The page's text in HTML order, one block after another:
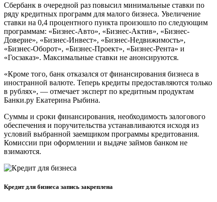
Сбербанк в очередной раз повысил минимальные ставки по
ряду кредитных программ для малого бизнеса. Увеличение
ставки на 0,4 процентного пункта произошло по следующим
программам: «Бизнес-Авто», «Бизнес-Актив», «Бизнес-
Доверие», «Бизнес-Инвест», «Бизнес-Недвижимость»,
«Бизнес-Оборот», «Бизнес-Проект», «Бизнес-Рента» и
«Госзаказ». Максимальные ставки не анонсируются.
«Кроме того, банк отказался от финансирования бизнеса в
иностранной валюте. Теперь кредиты предоставляются только
в рублях», — отмечает эксперт по кредитным продуктам
Банки.ру Екатерина Рыбина.
Суммы и сроки финансирования, необходимость залогового
обеспечения и поручительства устанавливаются исходя из
условий выбранной заемщиком программы кредитования.
Комиссии при оформлении и выдаче займов банком не
взимаются.
Кредит для бизнеса запись закреплена